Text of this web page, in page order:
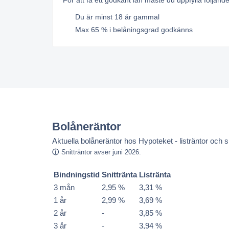
Du är minst 18 år gammal
Max 65 % i belåningsgrad godkänns
Bolåneräntor
Aktuella bolåneräntor hos Hypoteket - listräntor och
Snitträntor avser juni 2026.
Bindningstid Snittränta Listränta
3 mån
2,95 %
3,31 %
1 år
2,99 %
3,69 %
2 år
-
3,85 %
3 år
-
3,94 %